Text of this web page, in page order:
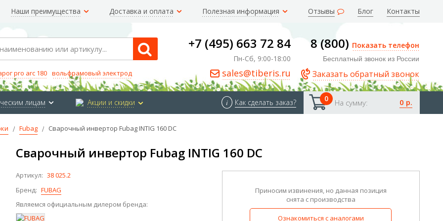
Наши преимущества Доставка и оплата Полезная информация Отзывы Блог Контакты
pro arc 180 вольфрамовый электрод
+7 (495) 663 72 84
Пн-Сб, 9:00-18:00
sales@tiberis.ru
8 (800) Показать телефон
Бесплатный звонок из России
Заказать обратный звонок
лицам Акции и скидки 0 На сумму: 0 р.
i Как сделать заказ?
Fubag Сварочный инвертор Fubag INTIG 160 DC
Сварочный инвертор Fubag INTIG 160 DC
Артикул: 38 025.2
Бренд: FUBAG
Являемся официальным дилером бренда:
Приносим извинения, но данная позиция
снята с производства
Ознакомиться с аналогами